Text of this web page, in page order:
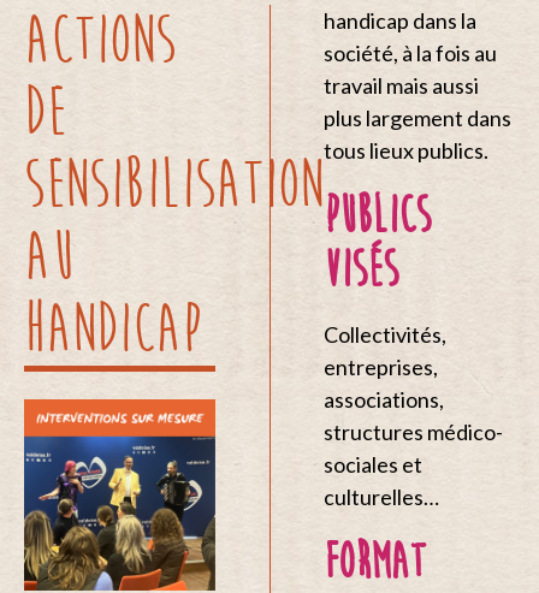
ACTIONS
DE
SENSIBILISATION
AU
HANDICAP
handicap dans la
société, à la fois au
travail mais aussi
plus largement dans
tous lieux publics.
PUBLICS
VISÉS
Collectivités,
entreprises,
associations,
structures médico-
sociales et
culturelles…
FORMAT